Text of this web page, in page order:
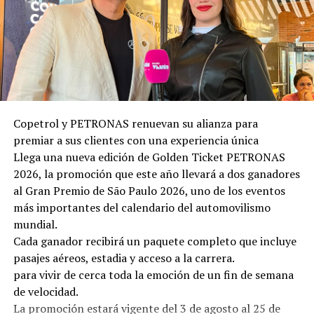
respaldadas por la ciencia, para fortalecer el bienestar,
mejorar el desempeño profesional, desarrollar
resiliencia y ejercer un liderazgo más humano y
sostenible en un mundo en constante transformación.
La segunda cita será el 26 de noviembre, a las 20:00
horas, en el Salón de Convenciones del Banco Central
escritor, conferencista y referente internacional en
autoconocimiento, liderazgo consciente y
transformación personal. Vilaseca es fundador de una
de las principales escuelas de desarrollo personal de
habla hispana y autor de reconocidos libros como
Encantado de conocerme y Qué harías si no tuvieras
miedo. A través de su trabajo ha inspirado a miles de
personas y organizaciones a cuestionar creencias
limitantes, fortalecer la inteligencia emocional y liderar
procesos de cambio desde una mirada más auténtica,
consciente y alineada con los desafíos del mundo actual.
02 Con el regreso de Mentes Expertas, Paraguay vuelve
Copetrol y PETRONAS renuevan su alianza para
premiar a sus clientes con una experiencia única
Llega una nueva edición de Golden Ticket PETRONAS
2026, la promoción que este año llevará a dos ganadores
al Gran Premio de São Paulo 2026, uno de los eventos
más importantes del calendario del automovilismo
mundial.
Cada ganador recibirá un paquete completo que incluye
pasajes aéreos, estadia y acceso a la carrera.
para vivir de cerca toda la emoción de un fin de semana
de velocidad.
La promoción estará vigente del 3 de agosto al 25 de